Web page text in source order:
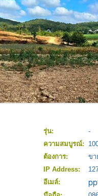
รุ่น:
-
ความสมบูรณ์:
ต้องการ:
ขา
IP Address:
อีเมล์: